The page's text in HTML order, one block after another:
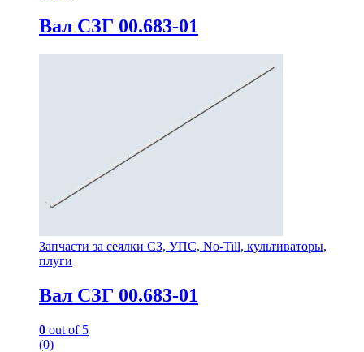
Вал СЗГ 00.683-01
Запчасти за сеялки СЗ, УПС, No-Till, культиваторы,
плуги
Вал СЗГ 00.683-01
0 out of 5
(0)